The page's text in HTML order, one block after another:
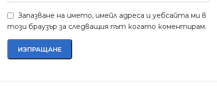
Запазване на името, имейл адреса и уебсайта ми в
този браузър за следващия път когато коментирам.